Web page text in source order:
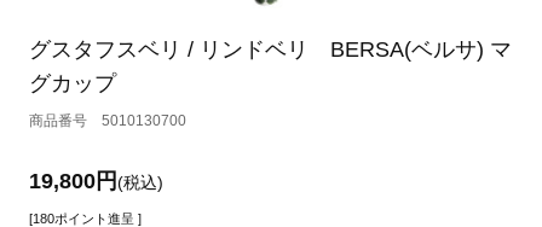
グスタフスベリ / リンドベリ BERSA(ベルサ) マ
グカップ
5010130700
19,800円(税込)
[180ポイント進呈 ]